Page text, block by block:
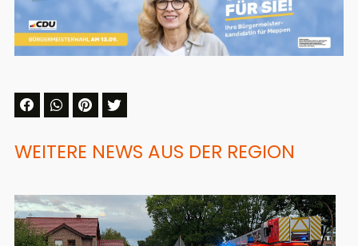
WEITERE NEWS AUS DER REGION